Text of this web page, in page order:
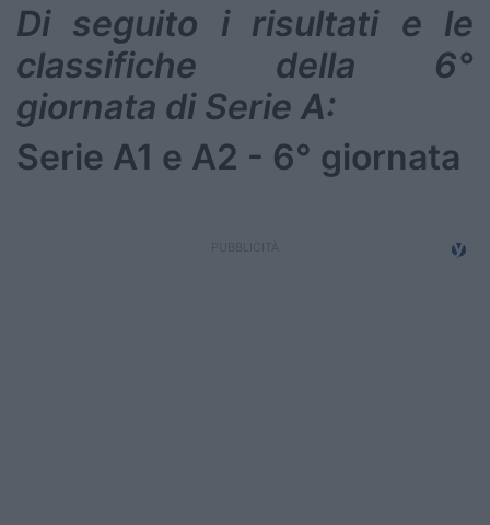
Di seguito i risultati e le
classifiche della 6°
giornata di Serie A:
Serie A1 e A2 - 6° giornata